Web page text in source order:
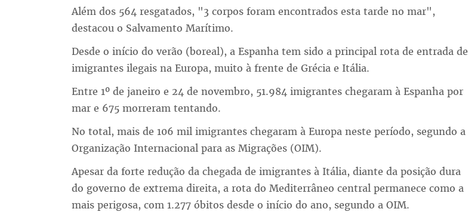
Além dos 564 resgatados, "3 corpos foram encontrados esta tarde no mar",
destacou o Salvamento Marítimo.
Desde o início do verão (boreal), a Espanha tem sido a principal rota de entrada de
imigrantes ilegais na Europa, muito à frente de Grécia e Itália.
Entre 1º de janeiro e 24 de novembro, 51.984 imigrantes chegaram à Espanha por
mar e 675 morreram tentando.
No total, mais de 106 mil imigrantes chegaram à Europa neste período, segundo a
Organização Internacional para as Migrações (OIM).
Apesar da forte redução da chegada de imigrantes à Itália, diante da posição dura
do governo de extrema direita, a rota do Mediterrâneo central permanece como a
mais perigosa, com 1.277 óbitos desde o início do ano, segundo a OIM.